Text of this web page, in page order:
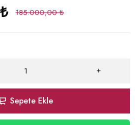
185.000,00₺
₺
Sepete Ekle